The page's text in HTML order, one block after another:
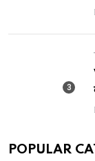
POPULAR